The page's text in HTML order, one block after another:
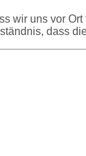
uns vor
dass